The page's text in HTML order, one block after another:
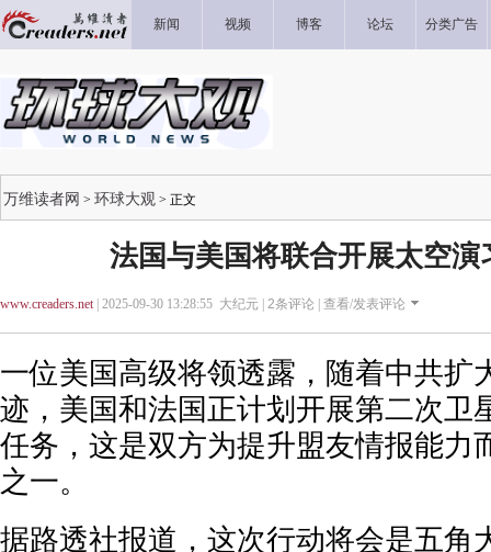
新闻 视频 博客 论坛 分类广告
万维读者网 > 环球大观 > 正文
法国与美国将联合开展太空演
www.creaders.net| 2025-09-30 13:28:55 大纪元 | 2条评论 | 查看/发表评论
一位美国高级将领透露，随着中共扩
迹，美国和法国正计划开展第二次卫
任务，这是双方为提升盟友情报能力
之一。
据路透社报道，这次行动将会是五角